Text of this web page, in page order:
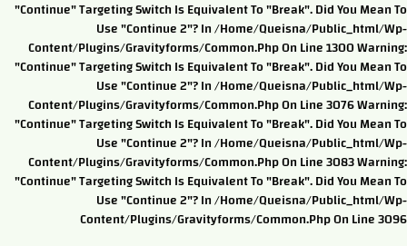
"continue" Targeting Switch Is Equivalent To "break". Did You Mean To
Use "continue 2"? In /home/queisna/public_html/wp-
Content/plugins/gravityforms/common.php On Line 1300 Warning:
"continue" Targeting Switch Is Equivalent To "break". Did You Mean To
Use "continue 2"? In /home/queisna/public_html/wp-
Content/plugins/gravityforms/common.php On Line 3076 Warning:
"continue" Targeting Switch Is Equivalent To "break". Did You Mean To
Use "continue 2"? In /home/queisna/public_html/wp-
Content/plugins/gravityforms/common.php On Line 3083 Warning:
"continue" Targeting Switch Is Equivalent To "break". Did You Mean To
Use "continue 2"? In /home/queisna/public_html/wp-
Content/plugins/gravityforms/common.php On Line 3096